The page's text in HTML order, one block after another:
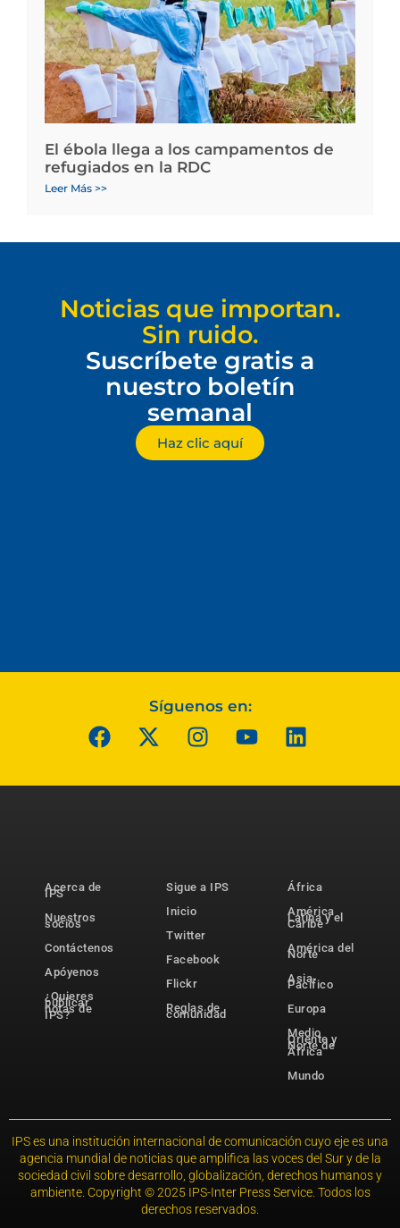
El ébola llega a los campamentos de
refugiados en la RDC
Leer Más >>
Noticias que importan.
Sin ruido.
Suscríbete gratis a
nuestro boletín
semanal
Haz clic aquí
Síguenos en:
Acerca de
IPS
Nuestros
socios
Contáctenos
Apóyenos
¿Quieres
publicar
notas de
IPS?
Sigue a IPS
Inicio
Twitter
Facebook
Flickr
Reglas de
comunidad
África
América
Latina y el
Caribe
América del
Norte
Asia-
Pacífico
Europa
Medio
Oriente y
Norte de
África
Mundo
IPS es una institución internacional de comunicación cuyo eje es una
agencia mundial de noticias que amplifica las voces del Sur y de la
sociedad civil sobre desarrollo, globalización, derechos humanos y
ambiente. Copyright © 2025 IPS-Inter Press Service. Todos los
derechos reservados.